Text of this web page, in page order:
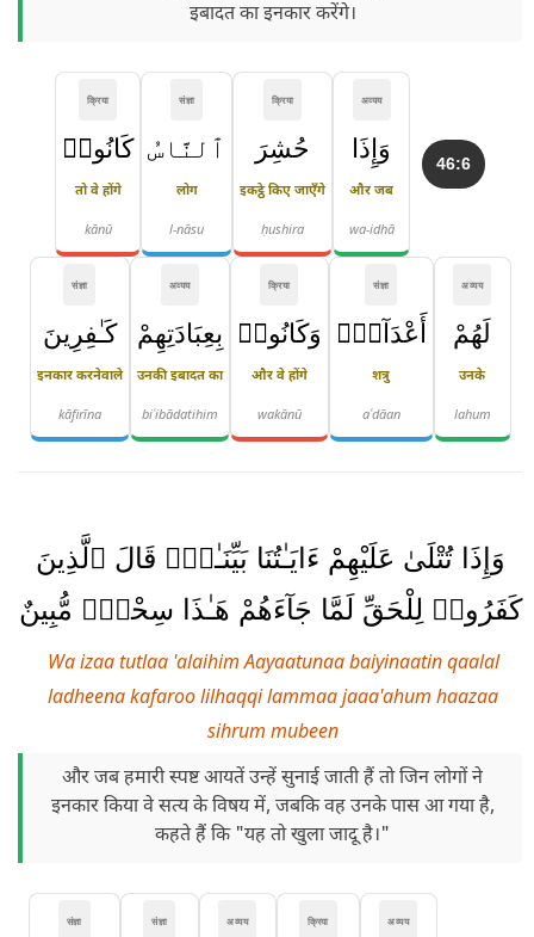
इबादत का इनकार करेंगे।
46:6
अव्यय
وَإِذَا
और जब
wa-idhā
क्रिया
حُشِرَ
इकट्ठे किए जाएँगे
ḥushira
संज्ञा
ٱلنَّاسُ
लोग
l-nāsu
क्रिया
كَانُوا۟
तो वे होंगे
kānū
अव्यय
لَهُمْ
उनके
lahum
संज्ञा
أَعْدَآءًۭ
शत्रु
aʿdāan
क्रिया
وَكَانُوا۟
और वे होंगे
wakānū
अव्यय
بِعِبَادَتِهِمْ
उनकी इबादत का
biʿibādatihim
संज्ञा
كَـٰفِرِينَ
इनकार करनेवाले
kāfirīna
وَإِذَا تُتْلَىٰ عَلَيْهِمْ ءَايَـٰتُنَا بَيِّنَـٰتٍۢ قَالَ ٱلَّذِينَ
كَفَرُوا۟ لِلْحَقِّ لَمَّا جَآءَهُمْ هَـٰذَا سِحْرٌۭ مُّبِينٌ
Wa izaa tutlaa 'alaihim Aayaatunaa baiyinaatin qaalal
ladheena kafaroo lilhaqqi lammaa jaaa'ahum haazaa
sihrum mubeen
और जब हमारी स्पष्ट आयतें उन्हें सुनाई जाती हैं तो जिन लोगों ने
इनकार किया वे सत्य के विषय में, जबकि वह उनके पास आ गया है,
कहते हैं कि "यह तो खुला जादू है।"
अव्यय
क्रिया
अव्यय
संज्ञा
संज्ञा